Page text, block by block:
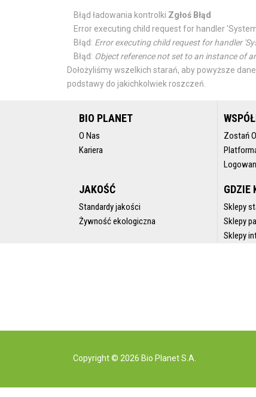
Błąd ładowania kontrolki Zgłoś Błąd
Error executing child request for handler
Błąd: Error executing child request for handler
Błąd: Object reference not set to an instance of
Dołożyliśmy wszelkich starań, aby powyższe
podstawy do jakichkolwiek roszczeń.
BIO PLANET
O Nas
Kariera
Zostań
JAKOŚĆ
Standardy jakości
Żywność ekologiczna
GDZIE
Sklepy
Sklepy
Sklepy
Copyright © 2026 Bio Planet S.A.